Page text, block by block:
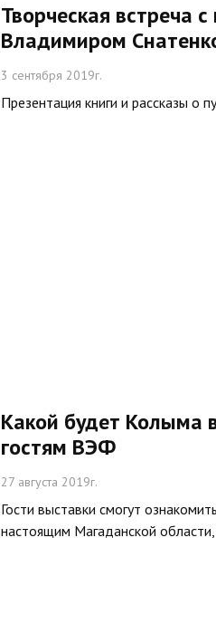
Творческая встреча
Владимиром
3 сентября 2019г.
Презентация книги и рассказы о
Какой будет Колыма
гостям ВЭФ
27 августа 2019г.
Гости выставки смогут
настоящим Магаданской области,